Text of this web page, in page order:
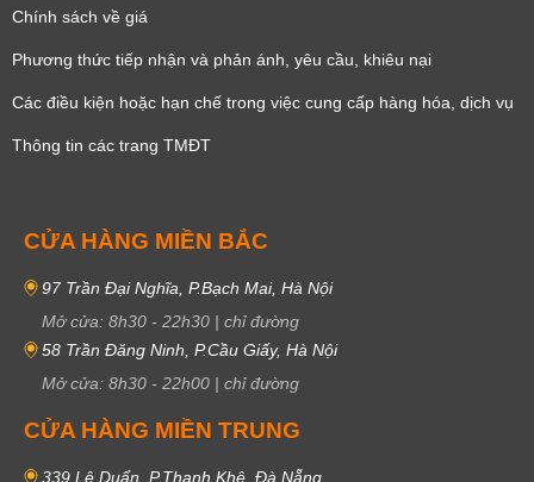
Chính sách về giá
Phương thức tiếp nhận và phản ánh, yêu cầu, khiêu nại
Các điều kiện hoặc hạn chế trong việc cung cấp hàng hóa, dịch vụ
Thông tin các trang TMĐT
CỬA HÀNG MIỀN BẮC
97 Trần Đại Nghĩa, P.Bạch Mai, Hà Nội
Mở cửa: 8h30 - 22h30 | chỉ đường
58 Trần Đăng Ninh, P.Cầu Giấy, Hà Nội
Mở cửa: 8h30 - 22h00 | chỉ đường
CỬA HÀNG MIỀN TRUNG
339 Lê Duẩn, P.Thanh Khê, Đà Nẵng